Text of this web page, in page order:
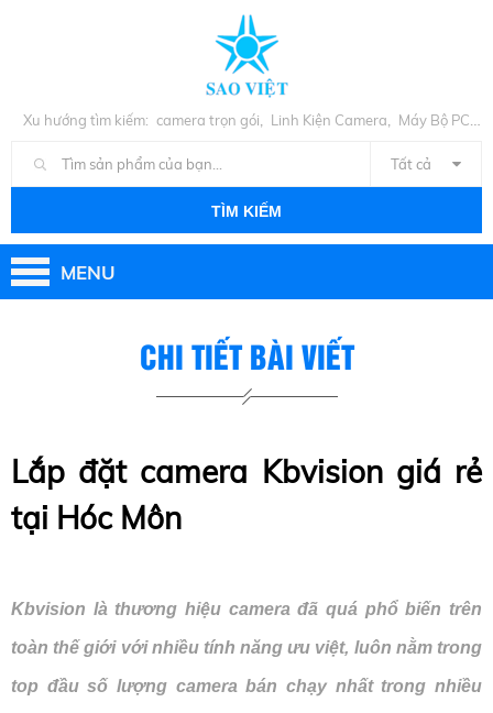
Xu hướng tìm kiếm: camera trọn gói, Linh Kiện Camera, Máy Bộ PC
Tất cả
TÌM KIẾM
MENU
CHI TIẾT BÀI VIẾT
Lắp đặt camera Kbvision giá rẻ
tại Hóc Môn
Kbvision là thương hiệu camera đã quá phổ biến trên
toàn thế giới với nhiều tính năng ưu việt, luôn nằm trong
top đầu số lượng camera bán chạy nhất trong nhiều